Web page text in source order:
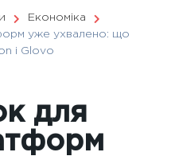
Економіка
уже ухвалено: що
і Glovo
для